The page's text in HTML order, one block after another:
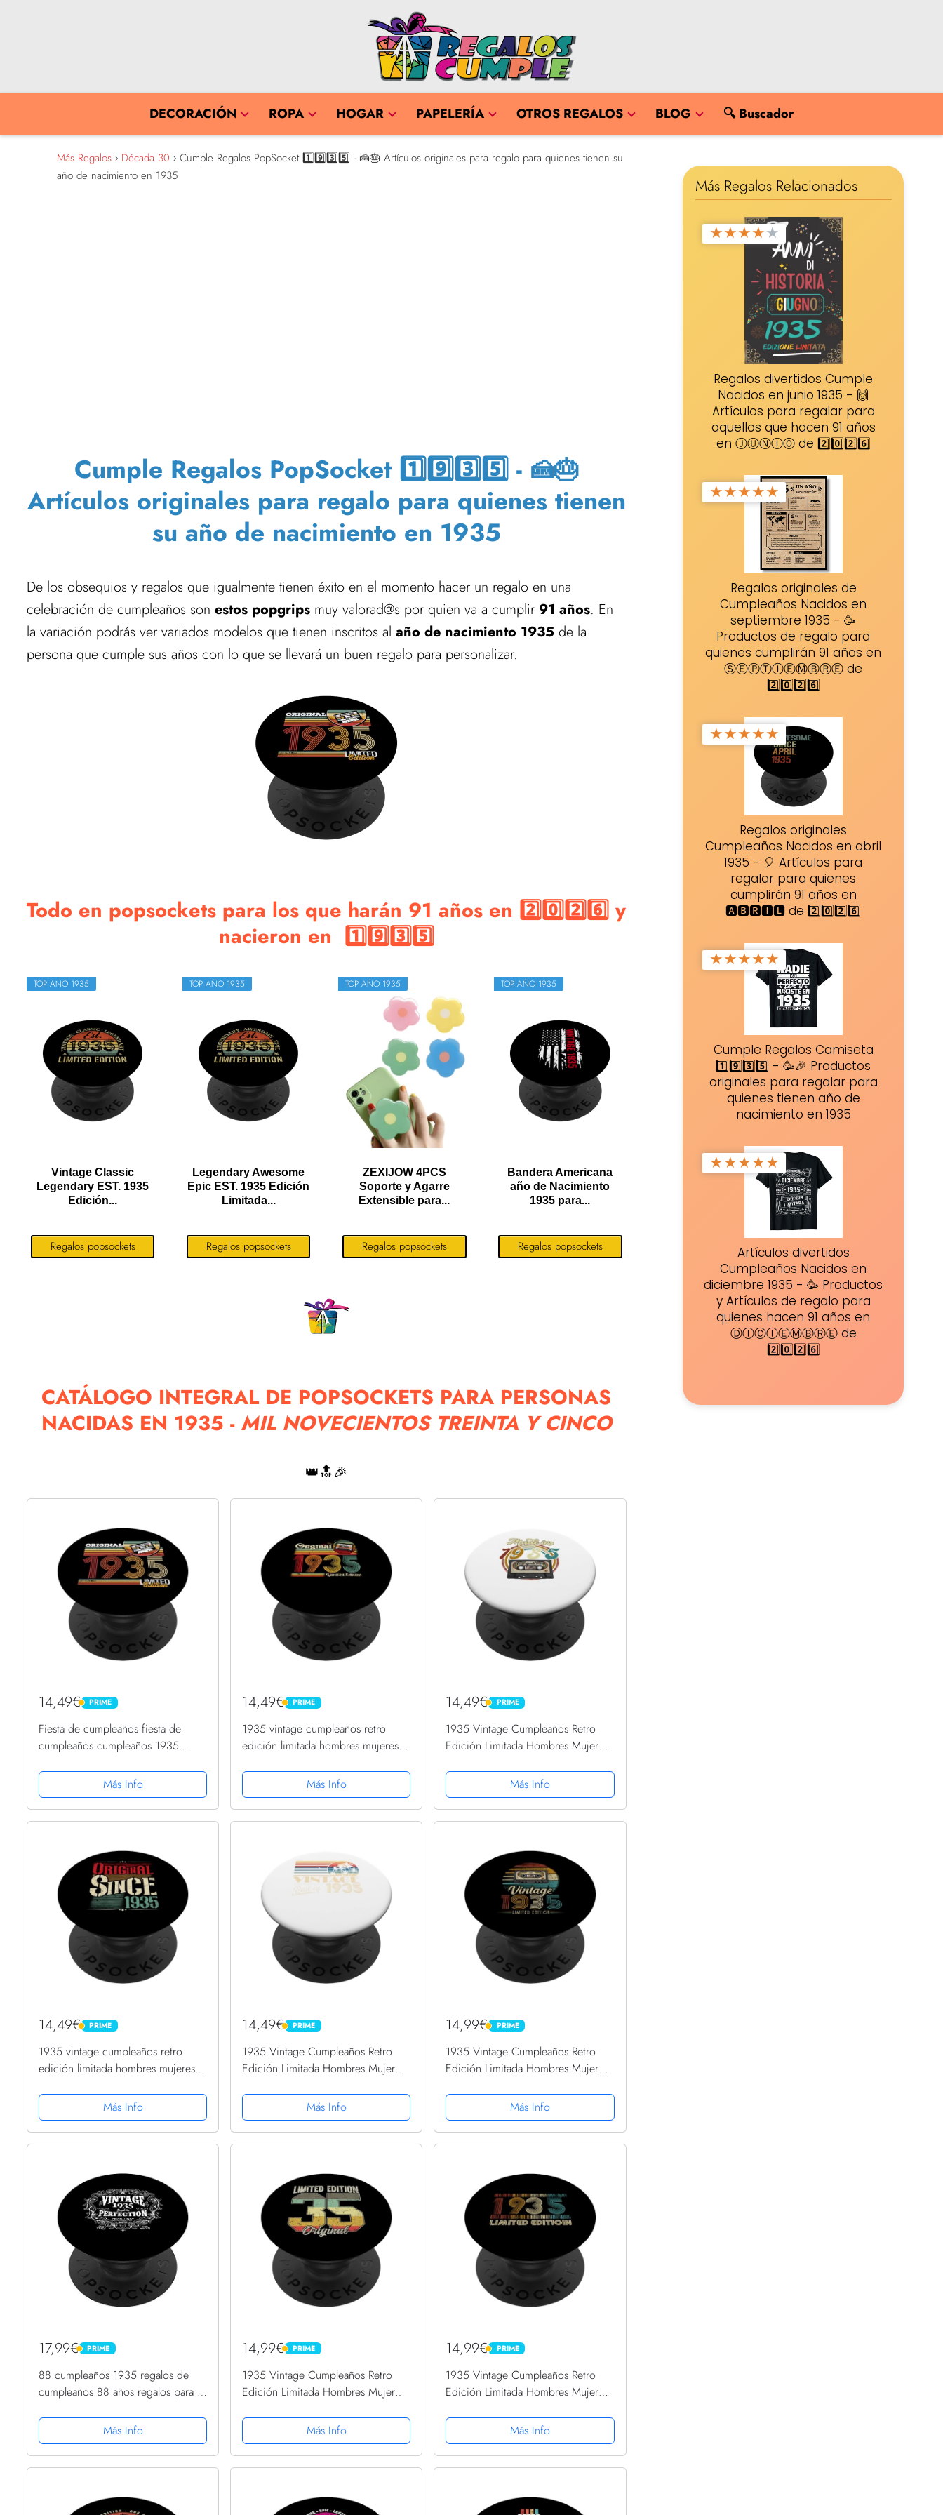
DECORACIÓN ROPA HOGAR PAPELERÍA OTROS REGALOS BLOG 🔍 Buscador
Más Regalos Década 30
Cumple Regalos PopSocket 1️⃣9️⃣3️⃣5️⃣ - 🍰🎂 Artículos originales para regalo para quienes tienen su
año de nacimiento en 1935
Cumple Regalos PopSocket 1️⃣9️⃣3️⃣5️⃣ - 🍰🎂
Artículos originales para regalo para quienes tienen
su año de nacimiento en 1935
De los obsequios y regalos que igualmente tienen éxito en el momento hacer un regalo en una
celebración de cumpleaños son estos popgrips muy valorad@s por quien va a cumplir 91 años. En
la variación podrás ver variados modelos que tienen inscritos al año de nacimiento 1935 de la
persona que cumple sus años con lo que se llevará un buen regalo para personalizar.
Todo en popsockets para los que harán 91 años en 2️⃣0️⃣2️⃣6️⃣ y
nacieron en 1️⃣9️⃣3️⃣5️⃣
TOP AÑO 1935
Vintage Classic
Legendary EST. 1935
Edición...
Regalos popsockets
TOP AÑO 1935
Legendary Awesome
Epic EST. 1935 Edición
Limitada...
Regalos popsockets
TOP AÑO 1935
ZEXIJOW 4PCS
Soporte y Agarre
Extensible para...
Regalos popsockets
TOP AÑO 1935
Bandera Americana
año de Nacimiento
1935 para...
Regalos popsockets
CATÁLOGO INTEGRAL DE POPSOCKETS PARA PERSONAS
NACIDAS EN 1935 - MIL NOVECIENTOS TREINTA Y CINCO
👑🔝🎉
14,49€ PRIME
PRIME
Fiesta de cumpleaños fiesta de
cumpleaños cumpleaños 1935
Más Info
14,49€ PRIME
PRIME
1935 vintage cumpleaños retro
edición limitada hombres mujeres
IntercambiableMás Info
14,49€ PRIME
PRIME
1935 Vintage Cumpleaños Retro
Edición Limitada Hombres Mujer
Más Info
14,49€ PRIME
PRIME
1935 vintage cumpleaños retro
edición limitada hombres mujeres
IntercambiableMás Info
14,49€ PRIME
PRIME
1935 Vintage Cumpleaños Retro
Edición Limitada Hombres Mujer
Más Info
14,99€ PRIME
PRIME
1935 Vintage Cumpleaños Retro
Edición Limitada Hombres Mujer
Más Info
17,99€ PRIME
PRIME
88 cumpleaños 1935 regalos de
cumpleaños 88 años regalos para él
IntercambiableMás Info
14,99€ PRIME
PRIME
1935 Vintage Cumpleaños Retro
Edición Limitada Hombres Mujer
Más Info
14,99€ PRIME
PRIME
1935 Vintage Cumpleaños Retro
Edición Limitada Hombres Mujer
Más Info
Más Regalos Relacionados
★★★★★
Regalos divertidos Cumple
Nacidos en junio 1935 - 🙌
Artículos para regalar para
aquellos que hacen 91 años
en ⒿⓊⓃⒾⓄ de 2️⃣0️⃣2️⃣6️⃣
★★★★★
Regalos originales de
Cumpleaños Nacidos en
septiembre 1935 - 🥳
Productos de regalo para
quienes cumplirán 91 años en
ⓈⒺⓅⓉⒾⒺⓂⒷⓇⒺ de
2️⃣0️⃣2️⃣6️⃣
★★★★★
Regalos originales
Cumpleaños Nacidos en abril
1935 - 🎈 Artículos para
regalar para quienes
cumplirán 91 años en
🅰🅱🆁🅸🅻 de 2️⃣0️⃣2️⃣6️⃣
★★★★★
Cumple Regalos Camiseta
1️⃣9️⃣3️⃣5️⃣ - 🥳🎉 Productos
originales para regalar para
quienes tienen año de
nacimiento en 1935
★★★★★
Artículos divertidos
Cumpleaños Nacidos en
diciembre 1935 - 🥳 Productos
y Artículos de regalo para
quienes hacen 91 años en
ⒹⒾⒸⒾⒺⓂⒷⓇⒺ de
2️⃣0️⃣2️⃣6️⃣